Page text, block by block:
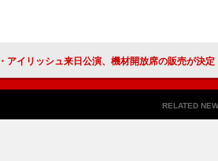
ビリー・アイリッシュ来日公演、機材開放席の販売が決定
RELATED